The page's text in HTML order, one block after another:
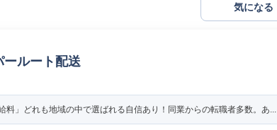
気になる
ルート配送
料」どれも地域の中で選ばれる自信あり！同業からの転職者多数。あ...